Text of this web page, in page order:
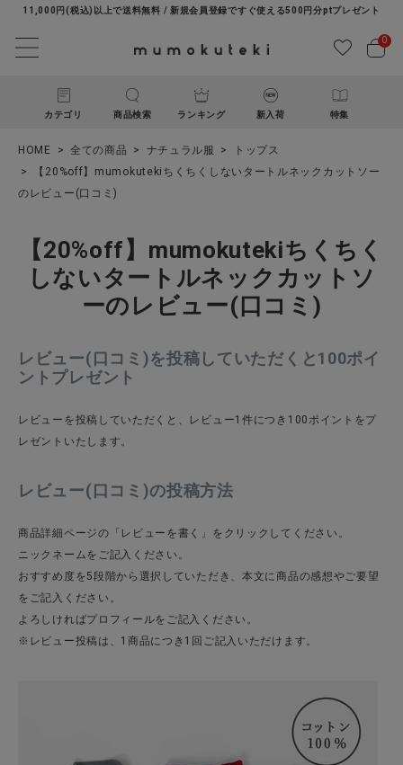
11,000円(税込)以上で送料無料 / 新規会員登録ですぐ使える500円分ptプレゼント
0
カテゴリ 商品検索 ランキング 新入荷 特集
ACCOUNT MENU
ようこそ ゲスト 様
ログイン 新規会員登録
CATEGORY
ナチュラル服
ファッション雑貨
生活雑貨
HOME 全ての商品 ナチュラル服
トップス
【20%off】mumokutekiちくちくしないタートルネックカットソー
のレビュー(口コミ)
【20%off】mumokutekiちくちく
しないタートルネックカットソ
ーのレビュー(口コミ)
レビュー(口コミ)を投稿していただくと100ポイ
ントプレゼント
レビューを投稿していただくと、レビュー1件につき100ポイントをプ
レゼントいたします。
レビュー(口コミ)の投稿方法
商品詳細ページの「レビューを書く」をクリックしてください。
ニックネームをご記入ください。
おすすめ度を5段階から選択していただき、本文に商品の感想やご要望
をご記入ください。
よろしければプロフィールをご記入ください。
※レビュー投稿は、1商品につき1回ご記入いただけます。